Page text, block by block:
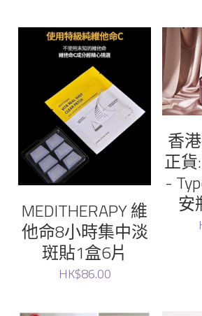
MEDITHERAPY 維
他命8小時集中淡
斑貼1盒6片
HK$86.00
香
正
-
安